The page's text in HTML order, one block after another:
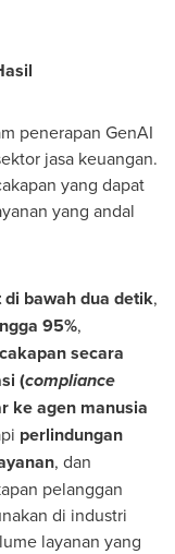
penerapan GenAI
jasa keuangan.
yang dapat
yang andal
bawah dua detik,
95%,
secara
(compliance
ke agen manusia
perlindungan
, dan
pelanggan
di industri
layanan yang